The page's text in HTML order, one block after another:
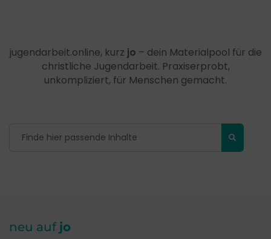
jugendarbeit.online, kurz jo – dein Materialpool für die
christliche Jugendarbeit. Praxiserprobt,
unkompliziert, für Menschen gemacht.
neu auf jo